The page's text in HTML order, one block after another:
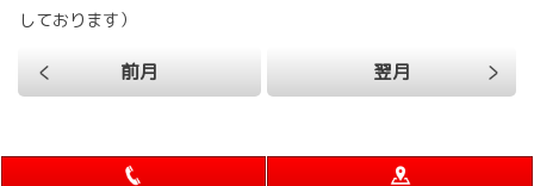
前月 翌月
しております）